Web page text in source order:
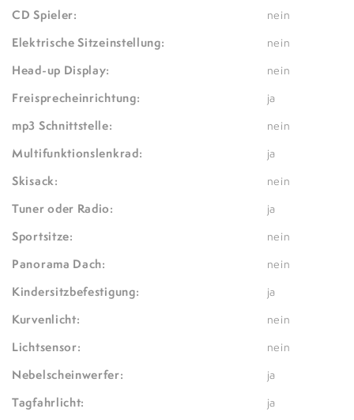
CD Spieler: nein
Elektrische Sitzeinstellung: nein
Head-up Display: nein
Freisprecheinrichtung: ja
mp3 Schnittstelle: nein
Multifunktionslenkrad: ja
Skisack: nein
Tuner oder Radio: ja
Sportsitze: nein
Panorama Dach: nein
Kindersitzbefestigung: ja
Kurvenlicht: nein
Lichtsensor: nein
Nebelscheinwerfer: ja
Tagfahrlicht: ja